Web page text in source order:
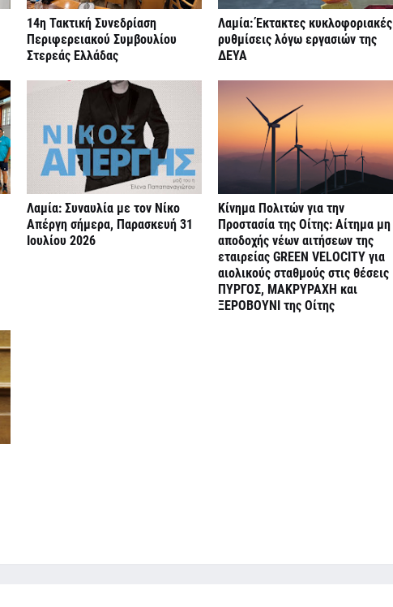
14η Τακτική Συνεδρίαση
Περιφερειακού Συμβουλίου
Στερεάς Ελλάδας
Λαμία: Έκτακτες κυκλοφοριακές
ρυθμίσεις λόγω εργασιών της
ΔΕΥΑ
Λαμία: Συναυλία με τον Νίκο
Απέργη σήμερα, Παρασκευή 31
Ιουλίου 2026
Κίνημα Πολιτών για την
Προστασία της Οίτης: Αίτημα μη
αποδοχής νέων αιτήσεων της
εταιρείας GREEN VELOCITY για
αιολικούς σταθμούς στις θέσεις
ΠΥΡΓΟΣ, ΜΑΚΡΥΡΑΧΗ και
ΞΕΡΟΒΟΥΝΙ της Οίτης